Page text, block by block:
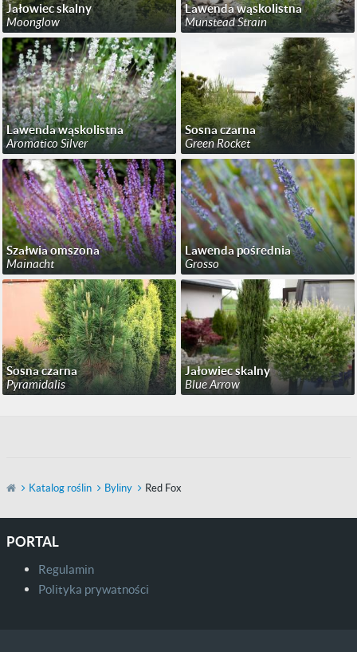
Jałowiec skalny
Moonglow
Lawenda wąskolistna
Munstead Strain
Lawenda wąskolistna
Aromatico Silver
Sosna czarna
Green Rocket
Szałwia omszona
Mainacht
Lawenda pośrednia
Grosso
Sosna czarna
Pyramidalis
Jałowiec skalny
Blue Arrow
Katalog roślin Byliny Red Fox
PORTAL
Regulamin
Polityka prywatności